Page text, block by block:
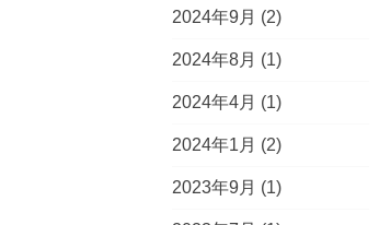
2024年9月 (2)
2024年8月 (1)
2024年4月 (1)
2024年1月 (2)
2023年9月 (1)